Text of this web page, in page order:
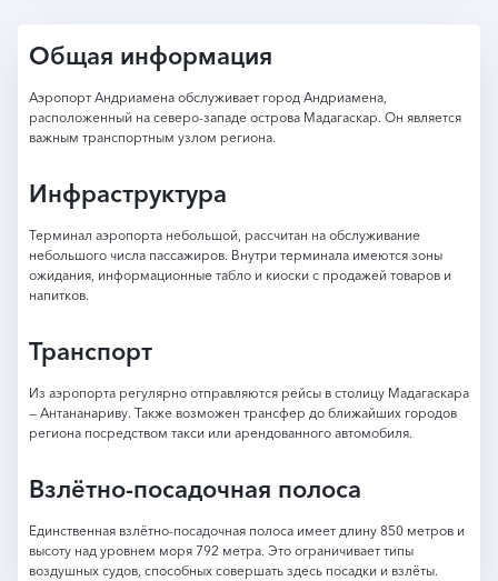
Общая информация
Аэропорт Андриамена обслуживает город Андриамена,
расположенный на северо-западе острова Мадагаскар. Он является
важным транспортным узлом региона.
Инфраструктура
Терминал аэропорта небольшой, рассчитан на обслуживание
небольшого числа пассажиров. Внутри терминала имеются зоны
ожидания, информационные табло и киоски с продажей товаров и
напитков.
Транспорт
Из аэропорта регулярно отправляются рейсы в столицу Мадагаскара
— Антананариву. Также возможен трансфер до ближайших городов
региона посредством такси или арендованного автомобиля.
Взлётно-посадочная полоса
Единственная взлётно-посадочная полоса имеет длину 850 метров и
высоту над уровнем моря 792 метра. Это ограничивает типы
воздушных судов, способных совершать здесь посадки и взлёты.